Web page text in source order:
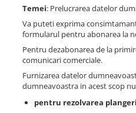
Temei: Prelucrarea datelor
Va puteti exprima
formularul pentru abonarea la
Pentru dezabonarea de la
comunicari comerciale.
Furnizarea datelor
dumneavoastra in acest scop
pentru rezolvarea